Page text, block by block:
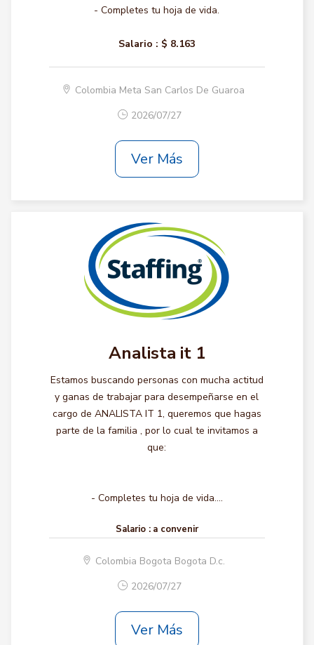
- Completes tu hoja de vida.
Salario : $ 8.163
Colombia Meta San Carlos De Guaroa
2026/07/27
Ver Más
Analista it 1
Estamos buscando personas con mucha actitud
y ganas de trabajar para desempeñarse en el
cargo de ANALISTA IT 1, queremos que hagas
parte de la familia , por lo cual te invitamos a
que:
- Completes tu hoja de vida....
Salario : a convenir
Colombia Bogota Bogota D.c.
2026/07/27
Ver Más